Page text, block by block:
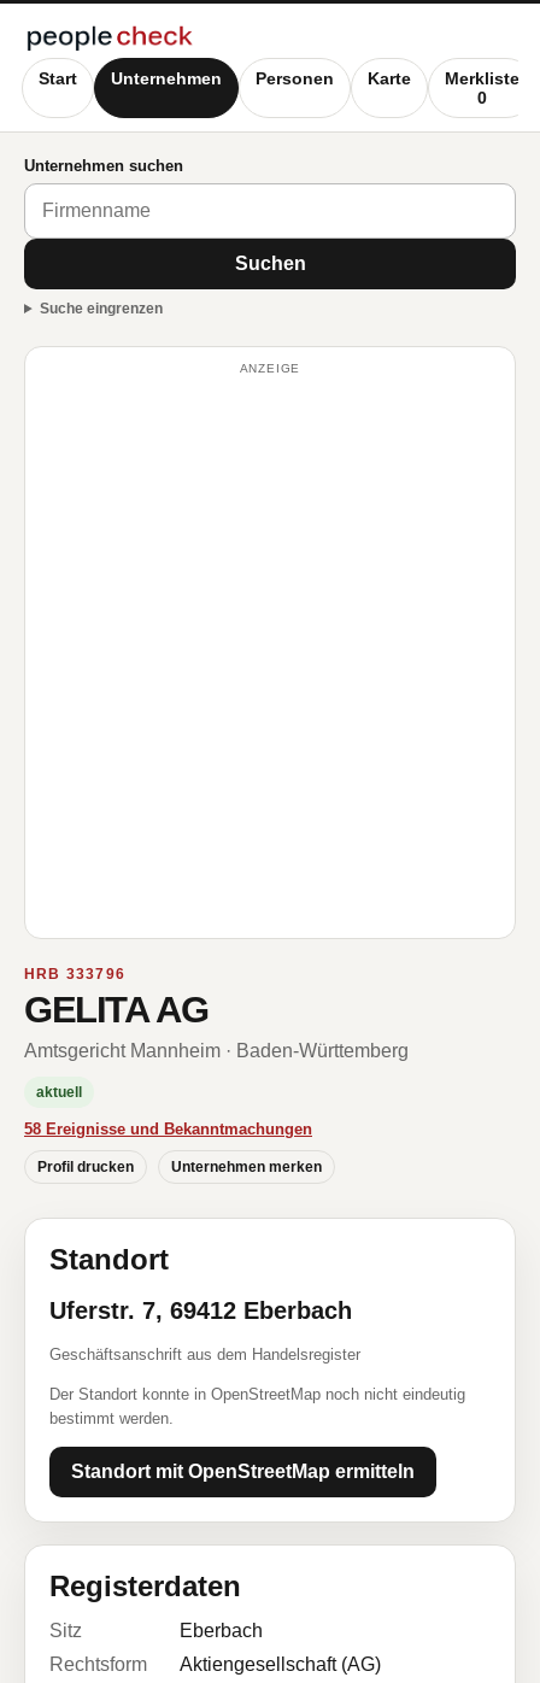
Start Unternehmen Personen Karte
Merkliste
0
Unternehmen suchen
Suchen
Suche eingrenzen
ANZEIGE
HRB 333796
GELITA AG
Amtsgericht Mannheim · Baden-Württemberg
aktuell
58 Ereignisse und Bekanntmachungen
Profil drucken Unternehmen merken
Standort
Uferstr. 7, 69412 Eberbach
Geschäftsanschrift aus dem Handelsregister
Der Standort konnte in OpenStreetMap noch nicht eindeutig
bestimmt werden.
Standort mit OpenStreetMap ermitteln
Registerdaten
Sitz
Eberbach
Rechtsform
Aktiengesellschaft (AG)